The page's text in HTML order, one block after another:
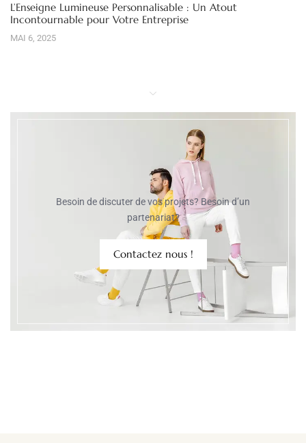
L’Enseigne Lumineuse Personnalisable : Un Atout
Incontournable pour Votre Entreprise
MAI 6, 2025
Besoin de discuter de vos projets? Besoin d’un
partenariat?
Contactez nous !